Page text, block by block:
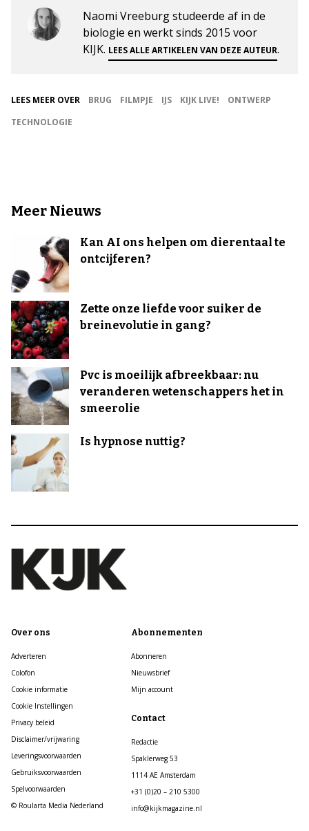
Naomi Vreeburg studeerde af in de
biologie en werkt sinds 2015 voor
KIJK. LEES ALLE ARTIKELEN VAN DEZE AUTEUR.
LEES MEER OVER BRUG FILMPJE IJS KIJK LIVE!
ONTWERP
TECHNOLOGIE
Meer Nieuws
Kan AI ons helpen om dierentaal te
ontcijferen?
Zette onze liefde voor suiker de
breinevolutie in gang?
Pvc is moeilijk afbreekbaar: nu
veranderen wetenschappers het in
smeerolie
Is hypnose nuttig?
Over ons
Adverteren
Colofon
Cookie informatie
Cookie Instellingen
Privacy beleid
Disclaimer/vrijwaring
Leveringsvoorwaarden
Gebruiksvoorwaarden
Spelvoorwaarden
© Roularta Media Nederland
Abonnementen
Abonneren
Nieuwsbrief
Mijn account
Contact
Redactie
Spaklerweg 53
1114 AE Amsterdam
+31 (0)20 – 210 5300
info@kijkmagazine.nl